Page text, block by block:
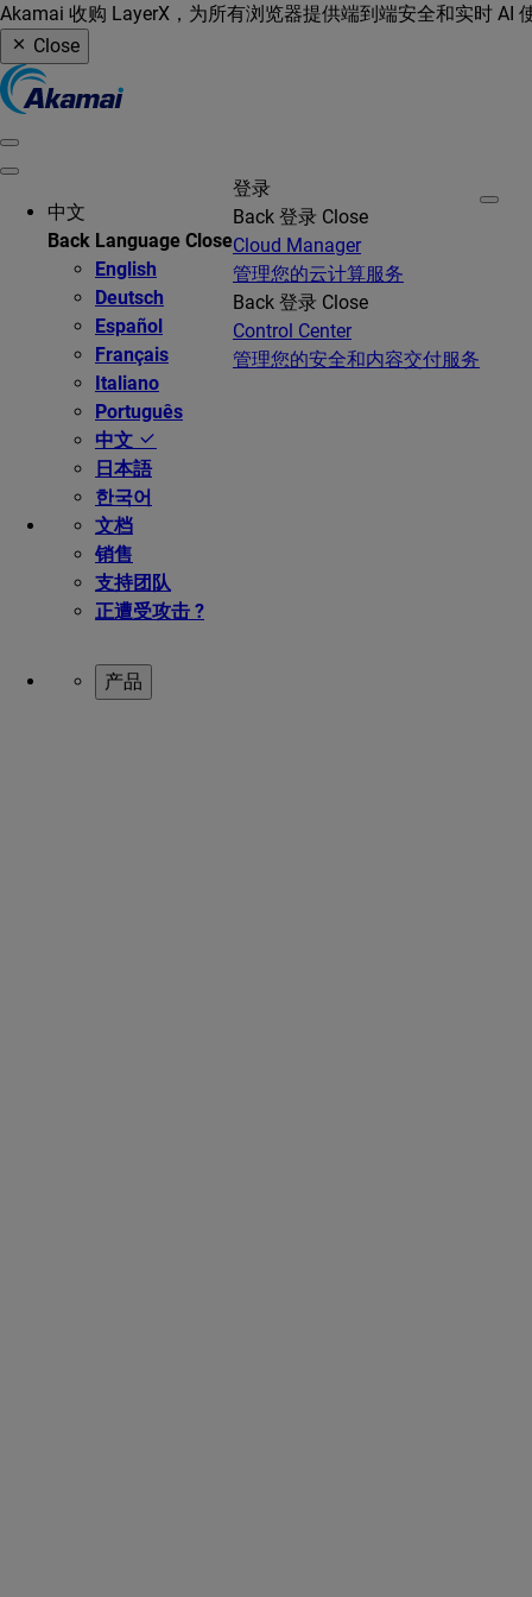
Akamai 收购 LayerX，为所有浏览器提供端到端安全和实时 AI
Close
中文
Back Language Close
English
Deutsch
Español
Français
Italiano
Português
中文
日本語
한국어
文档
销售
支持团队
正遭受攻击 ?
登录
Back 登录 Close
Cloud Manager
管理您的云计算服务
Back 登录 Close
Control Center
管理您的安全和内容交付服务
产品